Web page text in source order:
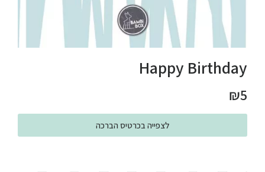
Happy Birthday
₪5
לצפייה בכרטיס הברכה